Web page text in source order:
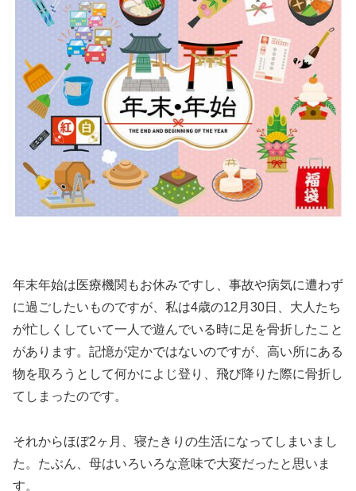
年末年始は医療機関もお休みですし、事故や病気に遭わず
に過ごしたいものですが、私は4歳の12月30日、大人たち
が忙しくしていて一人で遊んでいる時に足を骨折したこと
があります。記憶が定かではないのですが、高い所にある
物を取ろうとして何かによじ登り、飛び降りた際に骨折し
てしまったのです。
それからほぼ2ヶ月、寝たきりの生活になってしまいまし
た。たぶん、母はいろいろな意味で大変だったと思いま
す。